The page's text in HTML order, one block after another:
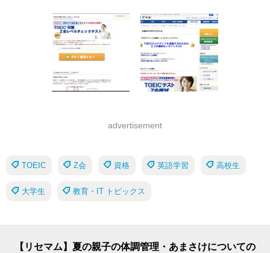
advertisement
TOEIC Z会 資格 英語学習 高校生
大学生 教育・IT トピックス
【リセマム】夏の親子の体調管理・あまさけについての